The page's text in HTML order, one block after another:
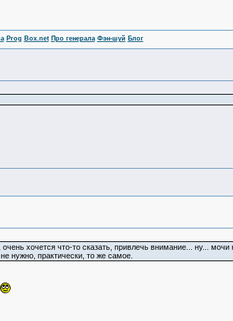
Prog Box.net Про генерала Фэн-шуй Блог
хочется что-то сказать, привлечь внимание... ну...
нужно, практически, то же самое.